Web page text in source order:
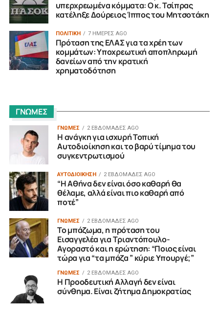
υπερχρεωμένα κόμματα: Ο κ. Τσίπρας
κατέληξε Δούρειος Ίππος του Μητσοτάκη
ΠΟΛΙΤΙΚΗ 7 ΗΜΈΡΕΣ AGO
Πρόταση της ΕΛΑΣ για τα χρέη των
κομμάτων: Υποχρεωτική αποπληρωμή
δανείων από την κρατική
χρηματοδότηση
ΓΝΩΜΕΣ
ΓΝΩΜΕΣ 2 ΕΒΔΟΜΆΔΕΣ AGO
Η ανάγκη για ισχυρή Τοπική
Αυτοδιοίκηση και το βαρύ τίμημα του
συγκεντρωτισμού
ΑΥΤΟΔΙΟΙΚΗΣΗ 2 ΕΒΔΟΜΆΔΕΣ AGO
“H Αθήνα δεν είναι όσο καθαρή θα
θέλαμε, αλλά είναι πιο καθαρή από
ποτέ”
ΓΝΩΜΕΣ 2 ΕΒΔΟΜΆΔΕΣ AGO
Το μπάζωμα, η πρόταση του
Εισαγγελέα για Τριαντόπουλο-
Αγοραστό και η ερώτηση: “Ποιος είναι
τώρα για “τα μπάζα ” κύριε Υπουργέ;”
ΓΝΩΜΕΣ 2 ΕΒΔΟΜΆΔΕΣ AGO
Η Προοδευτική Αλλαγή δεν είναι
σύνθημα. Είναι ζήτημα Δημοκρατίας